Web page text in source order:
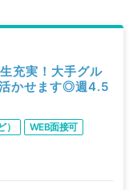
充実！大手グル
かせます◎週4.5
WEB面接可